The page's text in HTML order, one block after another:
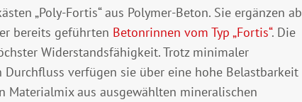
„Poly-Fortis“ aus Polymer-Beton. Sie ergänzen ab
bereits geführten Betonrinnen vom Typ „Fortis“. Die
Widerstandsfähigkeit. Trotz minimaler
verfügen sie über eine hohe Belastbarkeit
Materialmix aus ausgewählten mineralischen